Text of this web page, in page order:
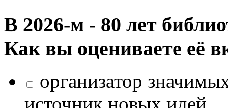
В 2026‑м - 80 лет
Как вы оцениваете её
организатор